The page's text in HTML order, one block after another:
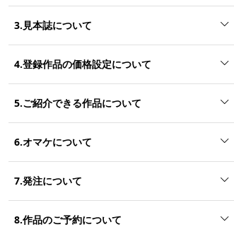
3.見本誌について
4.登録作品の価格設定について
5.ご紹介できる作品について
6.オマケについて
7.発注について
8.作品のご予約について